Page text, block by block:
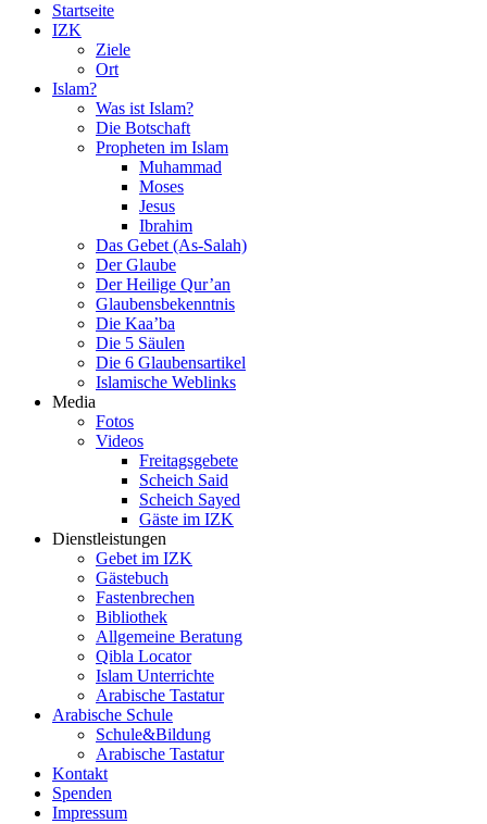
Startseite
IZK
Ziele
Ort
Islam?
Was ist Islam?
Die Botschaft
Propheten im Islam
Muhammad
Moses
Jesus
Ibrahim
Das Gebet (As-Salah)
Der Glaube
Der Heilige Qur’an
Glaubensbekenntnis
Die Kaa’ba
Die 5 Säulen
Die 6 Glaubensartikel
Islamische Weblinks
Media
Fotos
Videos
Freitagsgebete
Scheich Said
Scheich Sayed
Gäste im IZK
Dienstleistungen
Gebet im IZK
Gästebuch
Fastenbrechen
Bibliothek
Allgemeine Beratung
Qibla Locator
Islam Unterrichte
Arabische Tastatur
Arabische Schule
Schule&Bildung
Arabische Tastatur
Kontakt
Spenden
Impressum